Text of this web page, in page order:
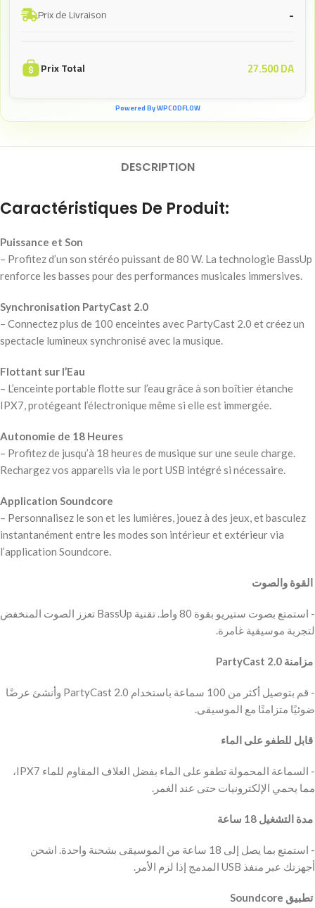
Prix de Livraison -
Prix Total 27.500DA
Powered By WPCODFLOW
DESCRIPTION
Caractéristiques De Produit:
Puissance et Son
– Profitez d’un son stéréo puissant de 80 W. La technologie BassUp
renforce les basses pour des performances musicales immersives.
Synchronisation PartyCast 2.0
– Connectez plus de 100 enceintes avec PartyCast 2.0 et créez un
spectacle lumineux synchronisé avec la musique.
Flottant sur l’Eau
– L’enceinte portable flotte sur l’eau grâce à son boîtier étanche
IPX7, protégeant l’électronique même si elle est immergée.
Autonomie de 18 Heures
– Profitez de jusqu’à 18 heures de musique sur une seule charge.
Rechargez vos appareils via le port USB intégré si nécessaire.
Application Soundcore
– Personnalisez le son et les lumières, jouez à des jeux, et basculez
instantanément entre les modes son intérieur et extérieur via
l’application Soundcore.
‫ القوة والصوت
‫- استمتع بصوت ستيريو بقوة 80 واط. تقنية BassUp تعزز الصوت المنخفض
لتجربة موسيقية غامرة.
‫ مزامنة PartyCast 2.0
‫- قم بتوصيل أكثر من 100 سماعة باستخدام PartyCast 2.0 وأنشئ عرضًا
ضوئيًا متزامنًا مع الموسيقى.
‫ قابل للطفو على الماء
‫- السماعة المحمولة تطفو على الماء بفضل الغلاف المقاوم للماء IPX7،
مما يحمي الإلكترونيات حتى عند الغمر.
‫ مدة التشغيل 18 ساعة
‫- استمتع بما يصل إلى 18 ساعة من الموسيقى بشحنة واحدة. اشحن
أجهزتك عبر منفذ USB المدمج إذا لزم الأمر.
‫ تطبيق Soundcore